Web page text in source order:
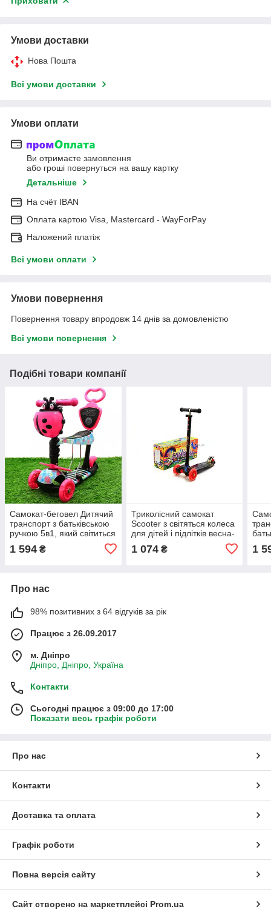
Умови доставки
Нова Пошта
Всі умови доставки
Умови оплати
Ви отримаєте замовлення
або гроші повернуться на вашу картку
Детальніше
На cчёт IBAN
Оплата картою Visa, Mastercard - WayForPay
Наложений платіж
Всі умови оплати
Умови повернення
Повернення товару впродовж 14 днів за домовленістю
Всі умови повернення
Подібні товари компанії
Самокат-беговел Дитячий
транспорт з батьківською
ручкою 5в1, який світиться
1 594 ₴
Триколісний самокат
Scooter з світяться колеса
для дітей і підлітків весна-
1 074₴ 1
Про нас
98% позитивних з 64 відгуків за рік
Працює з 26.09.2017
м. Дніпро
Дніпро, Дніпро, Україна
Контакти
Сьогодні працює з 09:00 до 17:00
Показати весь графік роботи
Про нас
Контакти
Доставка та оплата
Графік роботи
Повна версія сайту
Сайт створено на маркетплейсі Prom.ua